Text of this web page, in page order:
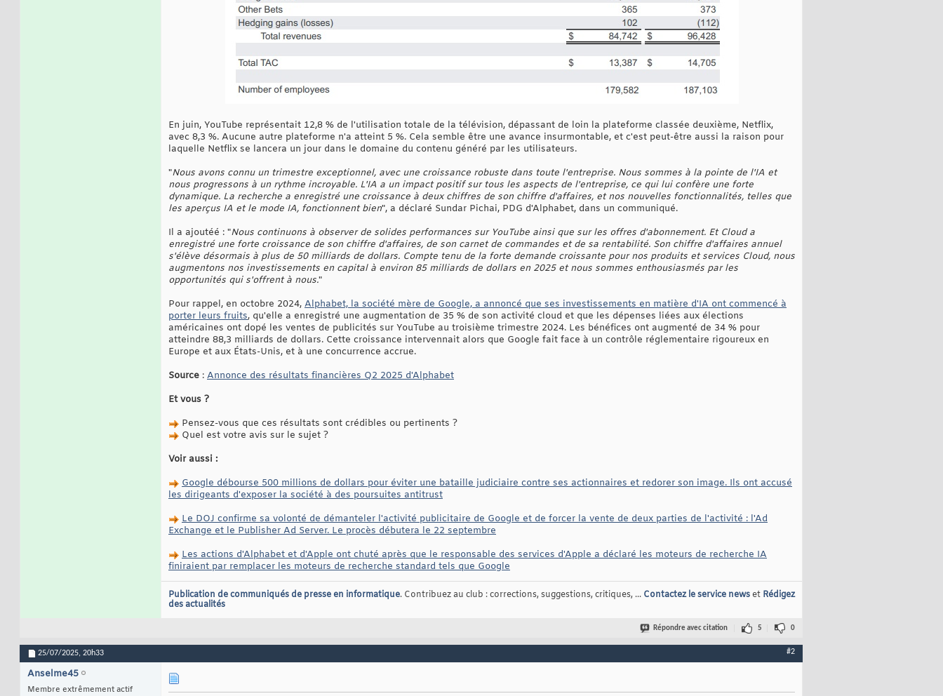
En juin, YouTube représentait 12,8 % de l'utilisation totale de la télévision, dépassant de loin la plateforme classée deuxième, Netflix,
avec 8,3 %. Aucune autre plateforme n'a atteint 5 %. Cela semble être une avance insurmontable, et c'est peut-être aussi la raison pour
laquelle Netflix se lancera un jour dans le domaine du contenu généré par les utilisateurs.
"Nous avons connu un trimestre exceptionnel, avec une croissance robuste dans toute l'entreprise. Nous sommes à la pointe de l'IA et
nous progressons à un rythme incroyable. L'IA a un impact positif sur tous les aspects de l'entreprise, ce qui lui confère une forte
dynamique. La recherche a enregistré une croissance à deux chiffres de son chiffre d'affaires, et nos nouvelles fonctionnalités, telles que
les aperçus IA et le mode IA, fonctionnent bien", a déclaré Sundar Pichai, PDG d'Alphabet, dans un communiqué.
Il a ajoutéé : "Nous continuons à observer de solides performances sur YouTube ainsi que sur les offres d'abonnement. Et Cloud a
enregistré une forte croissance de son chiffre d'affaires, de son carnet de commandes et de sa rentabilité. Son chiffre d'affaires annuel
s'élève désormais à plus de 50 milliards de dollars. Compte tenu de la forte demande croissante pour nos produits et services Cloud, nous
augmentons nos investissements en capital à environ 85 milliards de dollars en 2025 et nous sommes enthousiasmés par les
opportunités qui s'offrent à nous."
Pour rappel, en octobre 2024, Alphabet, la société mère de Google, a annoncé que ses investissements en matière d'IA ont commencé à
porter leurs fruits, qu'elle a enregistré une augmentation de 35 % de son activité cloud et que les dépenses liées aux élections
américaines ont dopé les ventes de publicités sur YouTube au troisième trimestre 2024. Les bénéfices ont augmenté de 34 % pour
atteindre 88,3 milliards de dollars. Cette croissance intervennait alors que Google fait face à un contrôle réglementaire rigoureux en
Europe et aux États-Unis, et à une concurrence accrue.
Source : Annonce des résultats financières Q2 2025 d'Alphabet
Et vous ?
Pensez-vous que ces résultats sont crédibles ou pertinents ?
Quel est votre avis sur le sujet ?
Voir aussi :
Google débourse 500 millions de dollars pour éviter une bataille judiciaire contre ses actionnaires et redorer son image. Ils ont accusé
les dirigeants d'exposer la société à des poursuites antitrust
Le DOJ confirme sa volonté de démanteler l'activité publicitaire de Google et de forcer la vente de deux parties de l'activité : l'Ad
Exchange et le Publisher Ad Server. Le procès débutera le 22 septembre
Les actions d'Alphabet et d'Apple ont chuté après que le responsable des services d'Apple a déclaré les moteurs de recherche IA
finiraient par remplacer les moteurs de recherche standard tels que Google
Publication de communiqués de presse en informatique. Contribuez au club : corrections, suggestions, critiques, ... Contactez le service newset Rédigez
des actualités
Répondre avec citation 5 0
25/07/2025, 20h33 #2
Anselme45
Membre extrêmement actif